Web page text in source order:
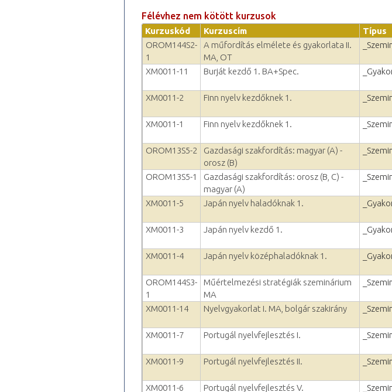
Félévhez nem kötött kurzusok
Kurzuskód Kurzuscím Típus
OROM144S2-
1
A műfordítás elmélete és gyakorlata II.
MA, OT
XM0011-11
Burját kezdő 1. BA+Spec.
XM0011-2
Finn nyelv kezdőknek 1.
XM0011-1
Finn nyelv kezdőknek 1.
OROM13S5-2
Gazdasági szakfordítás: magyar (A) -
orosz (B)
OROM13S5-1
Gazdasági szakfordítás: orosz (B, C) -
magyar (A)
XM0011-5 Japán nyelv haladóknak 1.
XM0011-3
Japán nyelv kezdő 1.
XM0011-4
Japán nyelv középhaladóknak 1.
OROM144S3-
1
Műértelmezési stratégiák szeminárium
MA
XM0011-14
Nyelvgyakorlat I. MA, bolgár szakirány
XM0011-7
Portugál nyelvfejlesztés I.
XM0011-9
Portugál nyelvfejlesztés II.
XM0011-6
Portugál nyelvfejlesztés V.